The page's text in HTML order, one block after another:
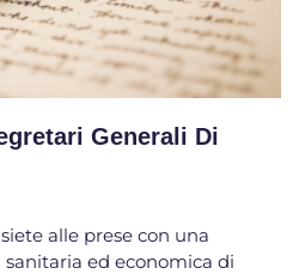
Generali Di
alle prese con una
ed economica di